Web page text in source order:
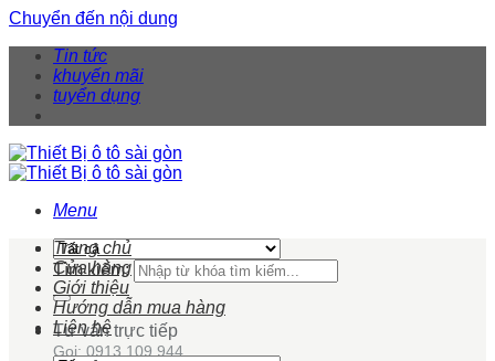
Chuyển đến nội dung
Tin tức
khuyến mãi
tuyển dụng
Menu
Tìm kiếm:
Tư vấn trực tiếp
Gọi: 0913 109 944
Trang chủ
Cửa hàng
Giới thiệu
Hướng dẫn mua hàng
Liên hệ